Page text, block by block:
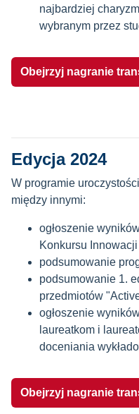
najbardziej
wybranym przez
Obejrzyj nagranie
Edycja 2024
W programie
między innymi:
ogłoszenie
Konkursu
podsumowanie
podsumowanie 1.
przedmiotów
ogłoszenie
laureatkom i
doceniania
Obejrzyj nagranie